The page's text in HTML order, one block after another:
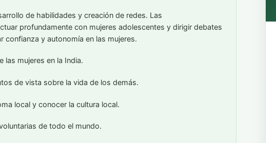
de habilidades y creación de redes. Las
profundamente con mujeres adolescentes y dirigir debates
confianza y autonomía en las mujeres.
las mujeres en la India.
de vista sobre la vida de los demás.
local y conocer la cultura local.
de todo el mundo.